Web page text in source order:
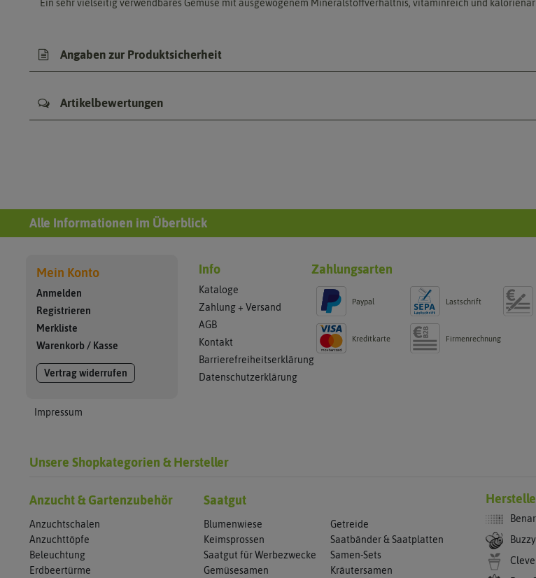
Ein sehr vielseitig verwendbares Gemüse mit ausgewogenem Mineralstoffverhältnis, vitaminreich und
Angaben zur Produktsicherheit
Artikelbewertungen
Alle Informationen im Überblick
Mein Konto
Anmelden
Registrieren
Merkliste
Warenkorb / Kasse
Vertrag widerrufen
Impressum
Info
Kataloge
Zahlung + Versand
AGB
Kontakt
Barrierefreiheitserklärung
Datenschutzerklärung
Zahlungsarten
Paypal Lastschrift
Kreditkarte Firmenrechnung
Unsere Shopkategorien & Hersteller
Anzucht & Gartenzubehör
Anzuchtschalen
Anzuchttöpfe
Beleuchtung
Erdbeertürme
Saatgut
Blumenwiese
Getreide
Keimsprossen
Saatbänder & Saatplatten
Saatgut für Werbezwecke
Samen-Sets
Gemüsesamen
Kräutersamen